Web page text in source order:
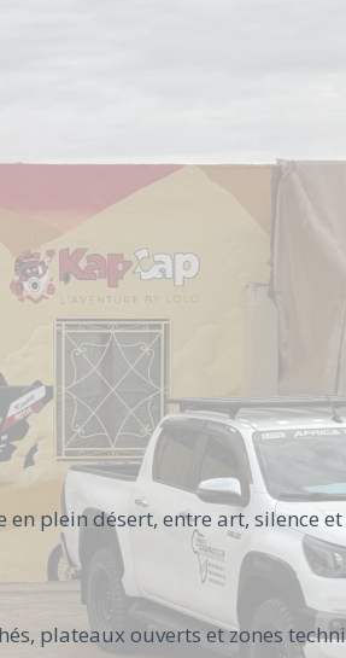
plein désert, entre art, silence
plateaux ouverts et zones